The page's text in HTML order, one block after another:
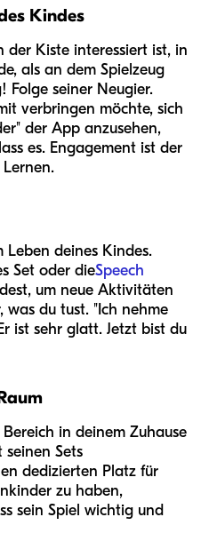
Kindes
Kiste interessiert ist, in
als an dem Spielzeug
Folge seiner Neugier.
verbringen möchte, sich
der App anzusehen,
es. Engagement ist der
Leben deines Kindes.
Set oder dieSpeech
um neue Aktivitäten
was du tust. "Ich nehme
ist sehr glatt. Jetzt bist du
in deinem Zuhause
Sets
dedizierten Platz für
zu haben,
sein Spiel wichtig und